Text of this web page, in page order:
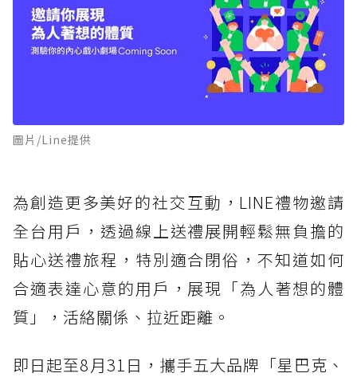
圖片/Line提供
為創造更多美好的社交互動，LINE禮物邀請
全台用戶，透過線上送禮展開輕鬆無負擔的
貼心送禮旅程，特別適合閉俗，不知道如何
合適表達心意的用戶，展現「為人著想的體
質」，活絡關係、拉近距離。
即日起至8月31日，攜手五大品牌「星巴克、